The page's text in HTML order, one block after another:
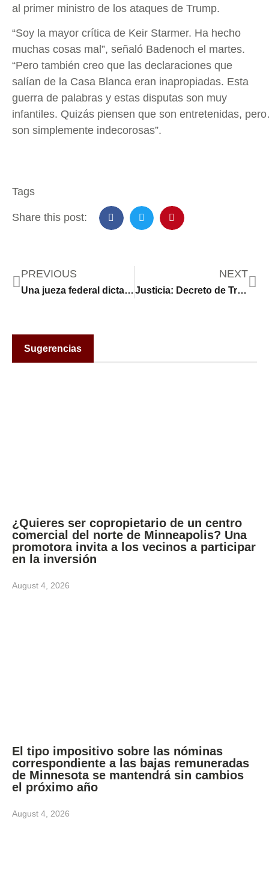
al primer ministro de los ataques de Trump.
“Soy la mayor crítica de Keir Starmer. Ha hecho
muchas cosas mal”, señaló Badenoch el martes.
“Pero también creo que las declaraciones que
salían de la Casa Blanca eran inapropiadas. Esta
guerra de palabras y estas disputas son muy
infantiles. Quizás piensen que son entretenidas,
son simplemente indecorosas”.
Tags
Share this post:
PREVIOUS
Una jueza federal dictamina que ICE no podrá detener nuevamente a Kilmar Ábrego García
NEXT
Justicia: Decreto de Trump que pone fin a financiación de Radio Nacional y del Servicio de Radiodifusión es inconstitucional
Sugerencias
¿Quieres ser copropietario de un centro
comercial del norte de Minneapolis? Una
promotora invita a los vecinos a participar
en la inversión
August 4, 2026
El tipo impositivo sobre las nóminas
correspondiente a las bajas remuneradas
de Minnesota se mantendrá sin cambios
el próximo año
August 4, 2026